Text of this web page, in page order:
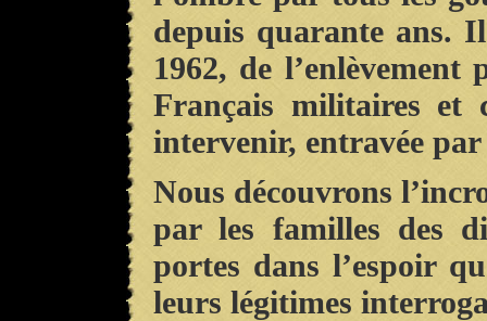
depuis quarante ans.
1962, de
Français militaires et
intervenir, entravée par
Nous découvrons
par les familles des
portes dans l’espoir
leurs légitimes